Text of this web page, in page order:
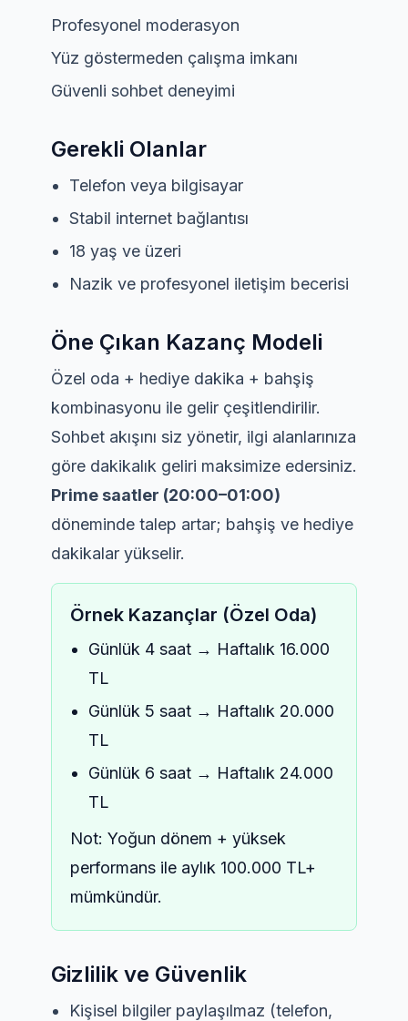
Profesyonel moderasyon
Yüz göstermeden çalışma imkanı
Güvenli sohbet deneyimi
Gerekli Olanlar
Telefon veya bilgisayar
Stabil internet bağlantısı
18 yaş ve üzeri
Nazik ve profesyonel iletişim becerisi
Öne Çıkan Kazanç Modeli
Özel oda + hediye dakika + bahşiş
kombinasyonu ile gelir çeşitlendirilir.
Sohbet akışını siz yönetir, ilgi alanlarınıza
göre dakikalık geliri maksimize edersiniz.
Prime saatler (20:00–01:00)
döneminde talep artar; bahşiş ve hediye
dakikalar yükselir.
Örnek Kazançlar (Özel Oda)
Günlük 4 saat → Haftalık 16.000
TL
Günlük 5 saat → Haftalık 20.000
TL
Günlük 6 saat → Haftalık 24.000
TL
Not: Yoğun dönem + yüksek
performans ile aylık 100.000 TL+
mümkündür.
Gizlilik ve Güvenlik
Kişisel bilgiler paylaşılmaz (telefon,